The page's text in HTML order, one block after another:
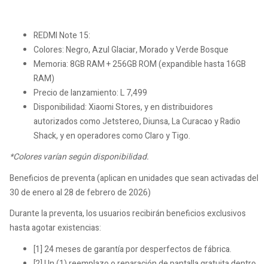
REDMI Note 15:
Colores: Negro, Azul Glaciar, Morado y Verde Bosque
Memoria: 8GB RAM + 256GB ROM (expandible hasta 16GB
RAM)
Precio de lanzamiento: L 7,499
Disponibilidad: Xiaomi Stores, y en distribuidores
autorizados como Jetstereo, Diunsa, La Curacao y Radio
Shack, y en operadores como Claro y Tigo.
*Colores varían según disponibilidad.
Beneficios de preventa (aplican en unidades que sean activadas del
30 de enero al 28 de febrero de 2026)
Durante la preventa, los usuarios recibirán beneficios exclusivos
hasta agotar existencias:
[1] 24 meses de garantía por desperfectos de fábrica.